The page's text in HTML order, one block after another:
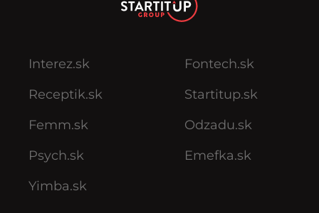
Interez.sk
Receptik.sk
Femm.sk
Psych.sk
Yimba.sk
Fontech.sk
Startitup.sk
Odzadu.sk
Emefka.sk